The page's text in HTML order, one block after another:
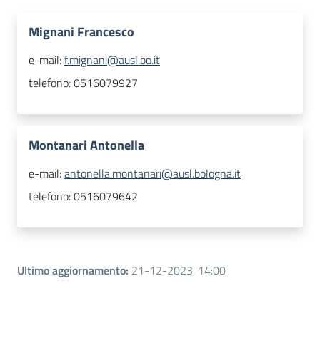
Mignani Francesco
e-mail:f.mignani@ausl.bo.it
telefono:0516079927
Montanari Antonella
e-mail:antonella.montanari@ausl.bologna.it
telefono:0516079642
Ultimo aggiornamento: 21-12-2023, 14:00